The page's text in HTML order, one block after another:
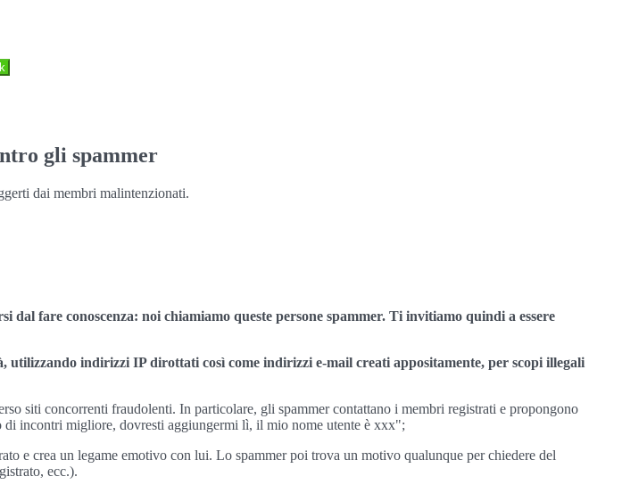
gli spammer
dai membri malintenzionati.
fare conoscenza: noi chiamiamo queste persone spammer. Ti invitiamo quindi a essere
utilizzando indirizzi IP dirottati così come indirizzi e-mail creati appositamente, per scopi illegali
siti concorrenti fraudolenti. In particolare, gli spammer contattano i membri registrati e propongono
incontri migliore, dovresti aggiungermi lì, il mio nome utente è xxx";
e crea un legame emotivo con lui. Lo spammer poi trova un motivo qualunque per chiedere del
ecc.).